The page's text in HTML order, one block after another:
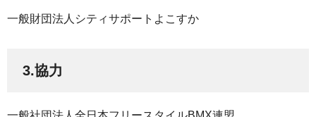
一般財団法人シティサポートよこすか
3.協力